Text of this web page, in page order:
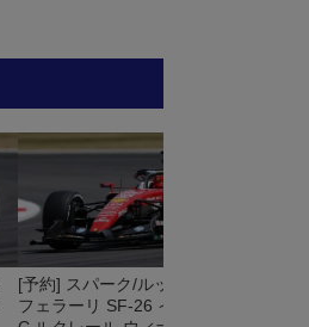
[予約] スパーク/ルックスマート 1/18
フェラーリ SF-26 イギリスGP 2026